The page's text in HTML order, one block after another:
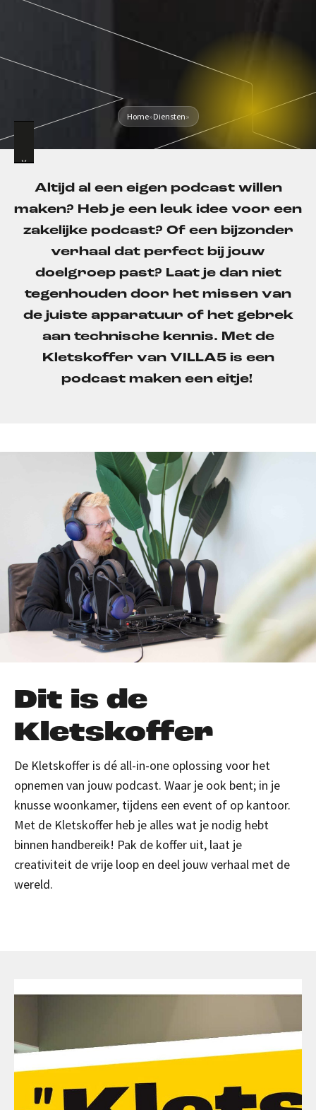
Home»Diensten»
Altijd al een eigen podcast willen
maken? Heb je een leuk idee voor een
zakelijke podcast? Of een bijzonder
verhaal dat perfect bij jouw
doelgroep past? Laat je dan niet
tegenhouden door het missen van
de juiste apparatuur of hetgebrek
aan technische kennis. Met de
Kletskoffer van VILLA5 is een
podcast maken een eitje!
Dit is de
Kletskoffer
De Kletskoffer is dé all-in-one oplossing voor het
opnemen van jouw podcast. Waar je ook bent; in je
knusse woonkamer, tijdens een event of op kantoor.
Met de Kletskoffer heb je alles wat je nodig hebt
binnen handbereik! Pak de koffer uit, laat je
creativiteit de vrije loop en deel jouw verhaal met de
wereld.